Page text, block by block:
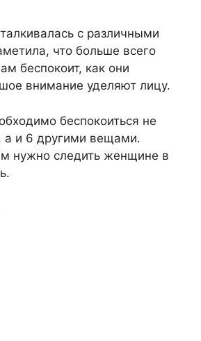
с различными
что больше всего
беспокоит, как они
внимание уделяют лицу.
беспокоиться не
а и 6 другими вещами.
нужно следить женщине в